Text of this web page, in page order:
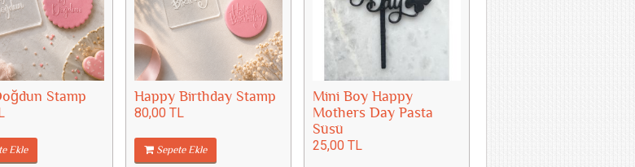
Stamp
Ekle
Happy Birthday Stamp
80,00 TL
Sepete Ekle
Mini Boy Happy
Mothers Day Pasta
Süsü
25,00 TL